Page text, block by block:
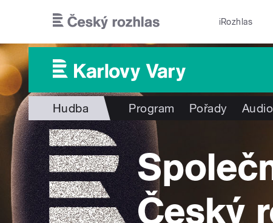
iRozhlas
Hudba Program Pořady